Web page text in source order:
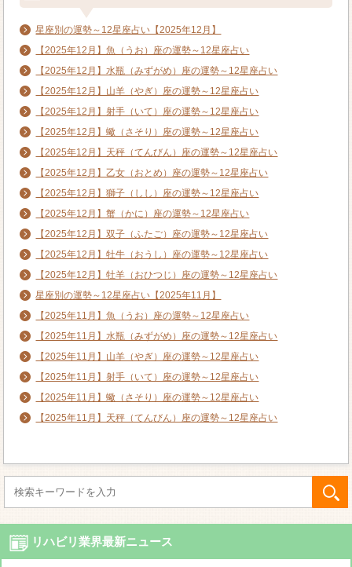
星座別の運勢～12星座占い【2025年12月】
【2025年12月】魚（うお）座の運勢～12星座占い
【2025年12月】水瓶（みずがめ）座の運勢～12星座占い
【2025年12月】山羊（やぎ）座の運勢～12星座占い
【2025年12月】射手（いて）座の運勢～12星座占い
【2025年12月】蠍（さそり）座の運勢～12星座占い
【2025年12月】天秤（てんびん）座の運勢～12星座占い
【2025年12月】乙女（おとめ）座の運勢～12星座占い
【2025年12月】獅子（しし）座の運勢～12星座占い
【2025年12月】蟹（かに）座の運勢～12星座占い
【2025年12月】双子（ふたご）座の運勢～12星座占い
【2025年12月】牡牛（おうし）座の運勢～12星座占い
【2025年12月】牡羊（おひつじ）座の運勢～12星座占い
星座別の運勢～12星座占い【2025年11月】
【2025年11月】魚（うお）座の運勢～12星座占い
【2025年11月】水瓶（みずがめ）座の運勢～12星座占い
【2025年11月】山羊（やぎ）座の運勢～12星座占い
【2025年11月】射手（いて）座の運勢～12星座占い
【2025年11月】蠍（さそり）座の運勢～12星座占い
【2025年11月】天秤（てんびん）座の運勢～12星座占い
リハビリ業界最新ニュース